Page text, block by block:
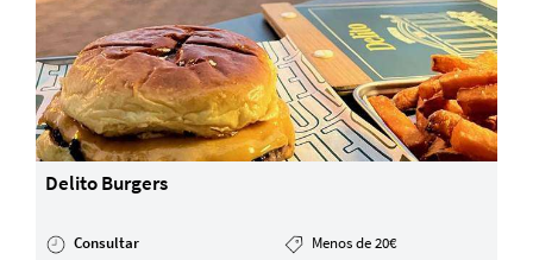
Delito Burgers
Consultar
Menos de 20€